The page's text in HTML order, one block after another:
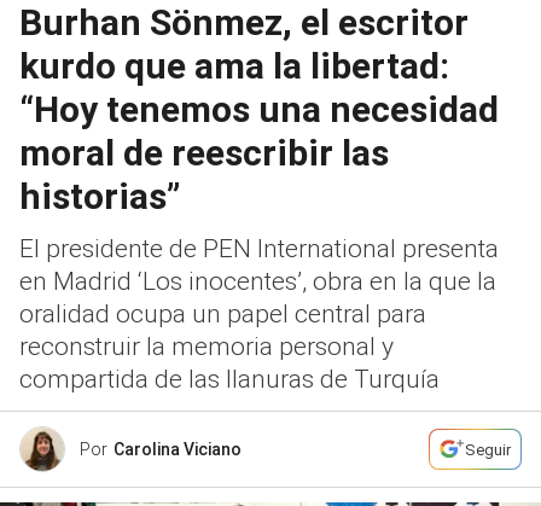
Burhan Sönmez, el escritor
kurdo que ama la libertad:
“Hoy tenemos una necesidad
moral de reescribir las
historias”
El presidente de PEN International presenta
en Madrid ‘Los inocentes’, obra en la que la
oralidad ocupa un papel central para
reconstruir la memoria personal y
compartida de las llanuras de Turquía
Por Carolina Viciano Seguir